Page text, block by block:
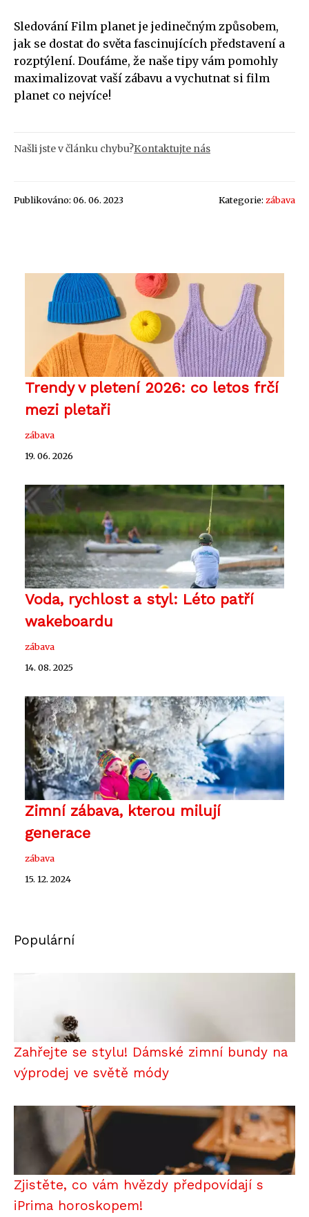
Sledování Film planet je jedinečným způsobem,
jak se dostat do světa fascinujících představení a
rozptýlení. Doufáme, že naše tipy vám pomohly
maximalizovat vaší zábavu a vychutnat si film
planet co nejvíce!
Našli jste v článku chybu?Kontaktujte nás
Publikováno: 06. 06. 2023 Kategorie: zábava
Trendy v pletení 2026: co letos frčí
mezi pletaři
zábava
19. 06. 2026
Voda, rychlost a styl: Léto patří
wakeboardu
zábava
14. 08. 2025
Zimní zábava, kterou milují
generace
zábava
15. 12. 2024
Populární
Zahřejte se stylu! Dámské zimní bundy na
výprodej ve světě módy
Zjistěte, co vám hvězdy předpovídají s
iPrima horoskopem!